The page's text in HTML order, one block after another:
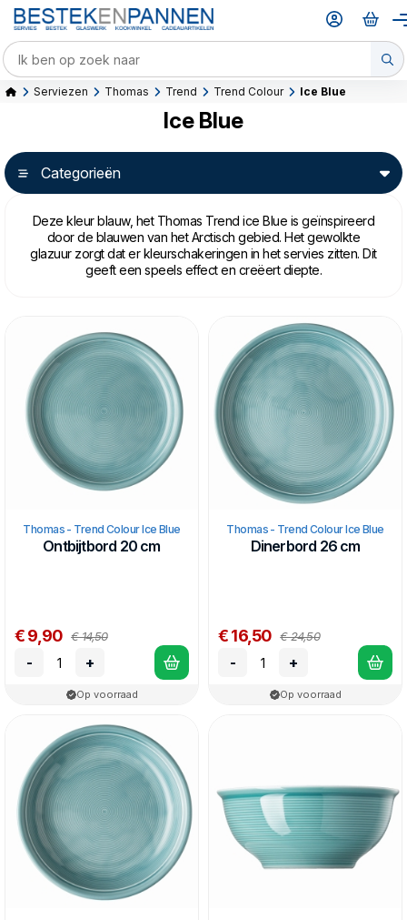
Serviezen Thomas Trend Trend Colour Ice Blue
Ice Blue
Categorieën
Deze kleur blauw, het Thomas Trend ice Blue is geïnspireerd
door de blauwen van het Arctisch gebied. Het gewolkte
glazuur zorgt dat er kleurschakeringen in het servies zitten. Dit
geeft een speels effect en creëert diepte.
Thomas - Trend Colour Ice Blue
Ontbijtbord 20 cm
€ 9,90 € 14,50
- +
Op voorraad
Thomas - Trend Colour Ice Blue
Dinerbord 26 cm
€ 16,50 € 24,50
- +
Op voorraad